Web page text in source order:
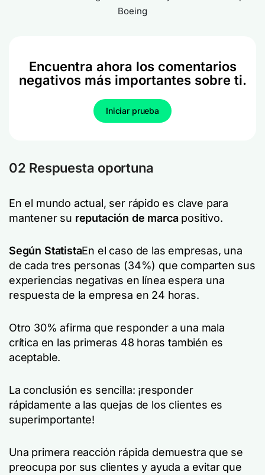
Boeing
Encuentra ahora los comentarios
negativos más importantes sobre ti.
Iniciar prueba
02 Respuesta oportuna
En el mundo actual, ser rápido es clave para
mantener su reputación de marcapositivo.
Según StatistaEn el caso de las empresas, una
de cada tres personas (34%) que comparten sus
experiencias negativas en línea espera una
respuesta de la empresa en 24 horas.
Otro 30% afirma que responder a una mala
crítica en las primeras 48 horas también es
aceptable.
La conclusión es sencilla: ¡responder
rápidamente a las quejas de los clientes es
superimportante!
Una primera reacción rápida demuestra que se
preocupa por sus clientes y ayuda a evitar que